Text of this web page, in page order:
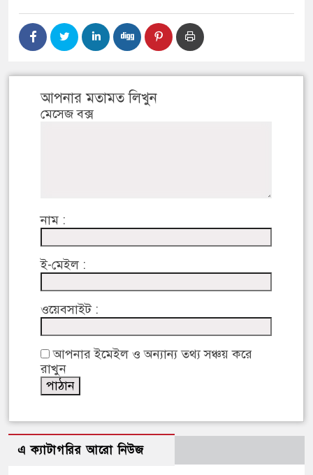
আপনার মতামত লিখুন
মেসেজ বক্স
নাম :
ই-মেইল :
ওয়েবসাইট :
আপনার ইমেইল ও অন্যান্য তথ্য সঞ্চয় করে
রাখুন
এ ক্যাটাগরির আরো নিউজ